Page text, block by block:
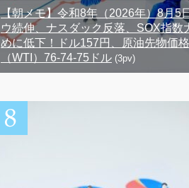
【朝メモ】令和8年（2026年）8月5
ウ続伸、ナスダック反落、SOX指数
めに低下！ドル157円、原油先物価格
（WTI）76-74-75ドル (3pv)